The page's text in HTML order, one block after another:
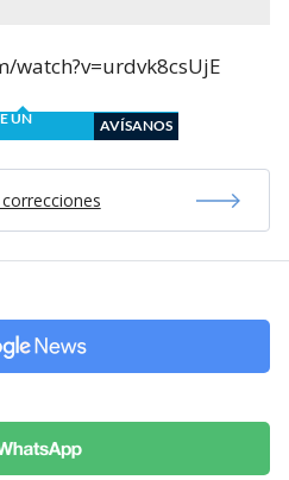
watch?v=urdvk8csUjE
UN
AVÍSANOS